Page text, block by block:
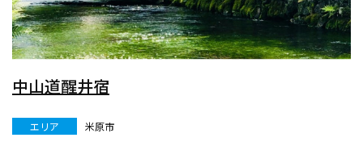
中山道醒井宿
エリア 米原市